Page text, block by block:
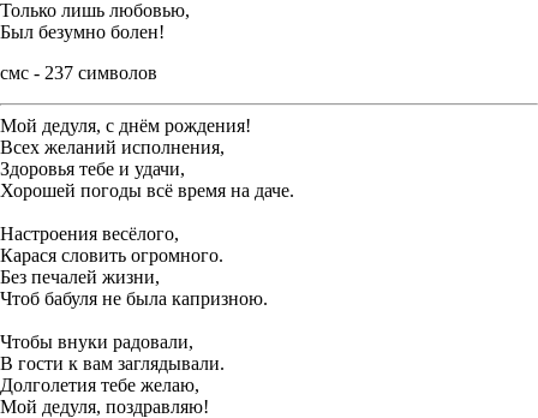
Только лишь любовью,
Был безумно болен!
смс - 237 символов
Мой дедуля, с днём рождения!
Всех желаний исполнения,
Здоровья тебе и удачи,
Хорошей погоды всё время на даче.
Настроения весёлого,
Карася словить огромного.
Без печалей жизни,
Чтоб бабуля не была капризною.
Чтобы внуки радовали,
В гости к вам заглядывали.
Долголетия тебе желаю,
Мой дедуля, поздравляю!